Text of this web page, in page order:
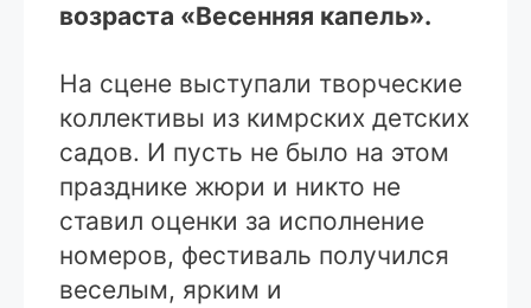
возраста «Весенняя капель».
На сцене выступали творческие
коллективы из кимрских детских
садов. И пусть не было на этом
празднике жюри и никто не
ставил оценки за исполнение
номеров, фестиваль получился
веселым, ярким и